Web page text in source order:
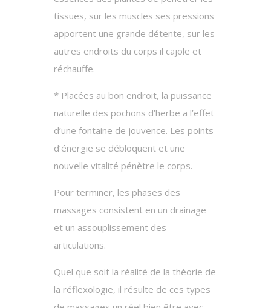
tissues, sur les muscles ses pressions
apportent une grande détente, sur les
autres endroits du corps il cajole et
réchauffe.
* Placées au bon endroit, la puissance
naturelle des pochons d’herbe a l’effet
d’une fontaine de jouvence. Les points
d’énergie se débloquent et une
nouvelle vitalité pénètre le corps.
Pour terminer, les phases des
massages consistent en un drainage
et un assouplissement des
articulations.
Quel que soit la réalité de la théorie de
la réflexologie, il résulte de ces types